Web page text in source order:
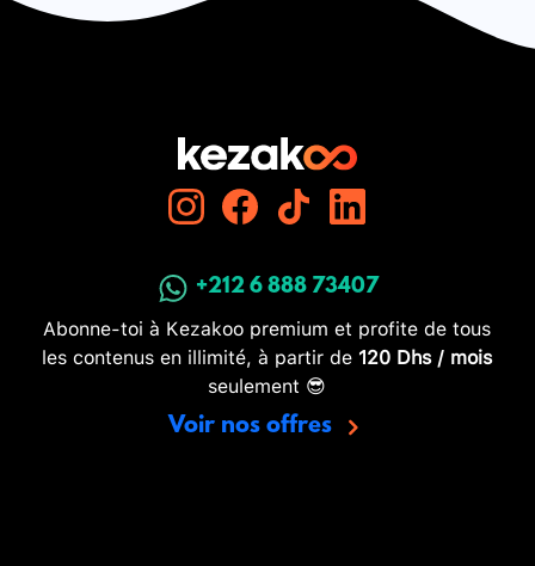
+212 6 888 73407
Abonne-toi à Kezakoo premium et profite de tous
les contenus en illimité, à partir de 120 Dhs / mois
seulement 😎
Voir nos offres